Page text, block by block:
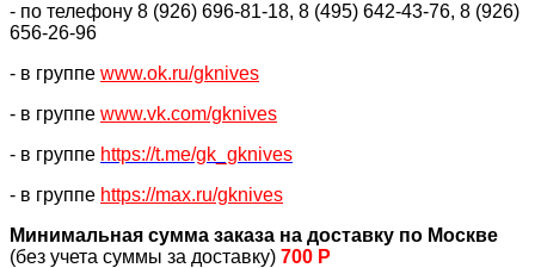
- по телефону 8 (926) 696-81-18, 8 (495) 642-43-76, 8 (926)
656-26-96
- в группе www.ok.ru/gknives
- в группе www.vk.com/gknives
- в группе https://t.me/gk_gknives
- в группе https://max.ru/gknives
Минимальная сумма заказа на доставку по Москве
(без учета суммы за доставку) 700 Р